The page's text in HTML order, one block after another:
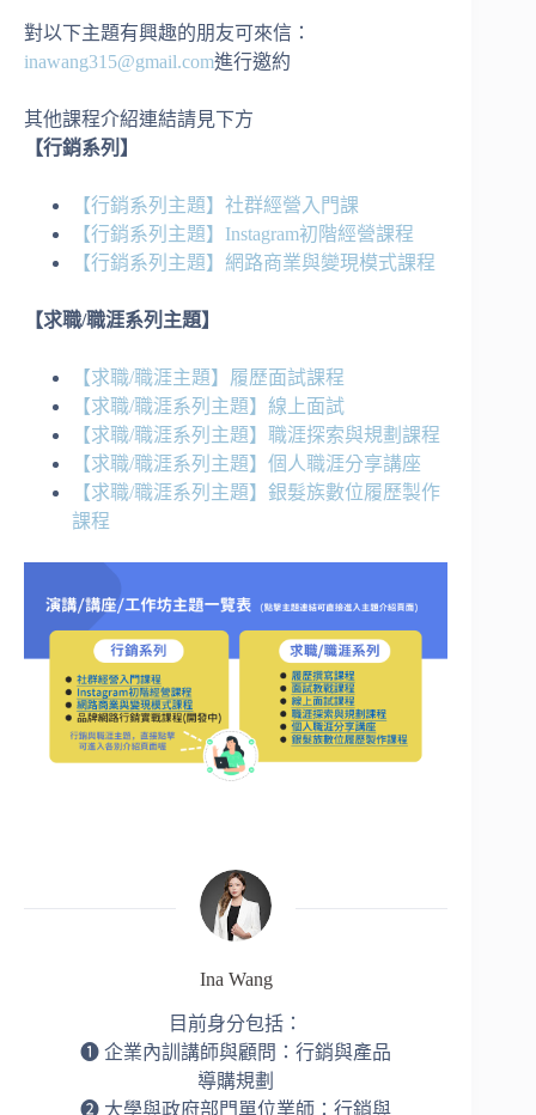
對以下主題有興趣的朋友可來信：
inawang315@gmail.com進行邀約
其他課程介紹連結請見下方
【行銷系列】
【行銷系列主題】社群經營入門課
【行銷系列主題】Instagram初階經營課程
【行銷系列主題】網路商業與變現模式課程
【求職/職涯系列主題】
【求職/職涯主題】履歷面試課程
【求職/職涯系列主題】線上面試
【求職/職涯系列主題】職涯探索與規劃課程
【求職/職涯系列主題】個人職涯分享講座
【求職/職涯系列主題】銀髮族數位履歷製作
課程
Ina Wang
目前身分包括：
➊ 企業內訓講師與顧問：行銷與產品
導購規劃
➋ 大學與政府部門單位業師：行銷與